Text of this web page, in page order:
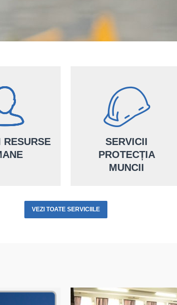
RESURSE
afacerii
la dispoziție
SERVICII
PROTECȚIA
MUNCII
servicii personalizate de
protecția muncii atât pentru
VEZI TOATE SERVICIILE